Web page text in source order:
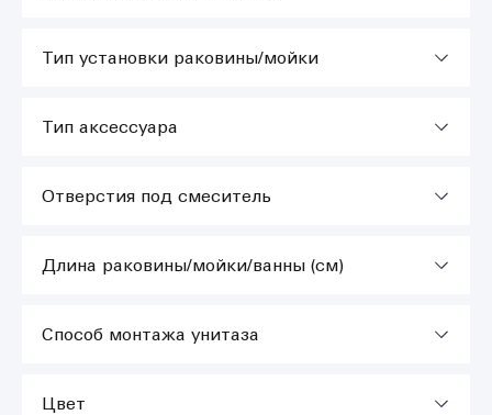
Тип установки раковины/мойки
Тип аксессуара
Отверстия под смеситель
Длина раковины/мойки/ванны (см)
Способ монтажа унитаза
Цвет